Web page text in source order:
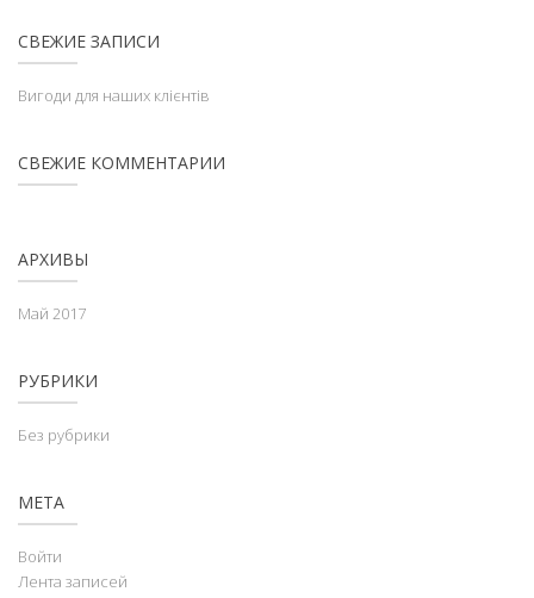
СВЕЖИЕ ЗАПИСИ
Вигоди для наших клієнтів
СВЕЖИЕ КОММЕНТАРИИ
АРХИВЫ
Май 2017
РУБРИКИ
Без рубрики
МЕТА
Войти
Лента записей